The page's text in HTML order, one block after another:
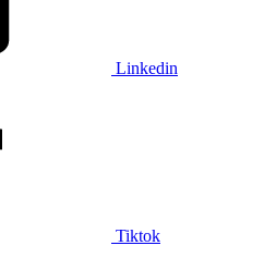
Linkedin
Tiktok